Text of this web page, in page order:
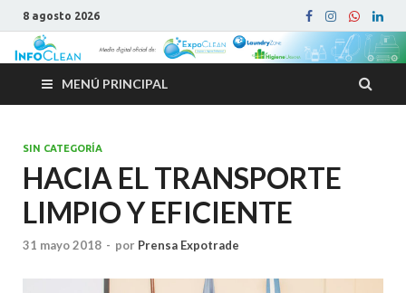
8 agosto 2026
MENÚ PRINCIPAL
SIN CATEGORÍA
HACIA EL TRANSPORTE
LIMPIO Y EFICIENTE
31 mayo 2018 - por Prensa Expotrade